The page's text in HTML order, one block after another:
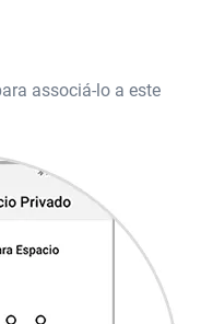
associá-lo a este